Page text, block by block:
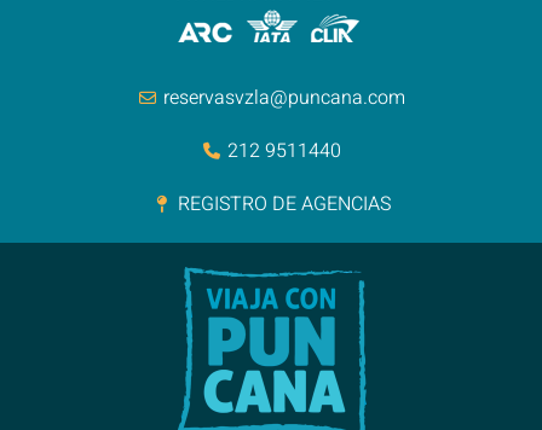
reservasvzla@puncana.com
212 9511440
REGISTRO DE AGENCIAS